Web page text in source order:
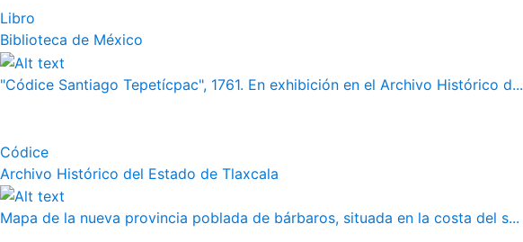
Libro
Biblioteca de México
"Códice Santiago Tepetícpac", 1761. En exhibición en el Archivo Histórico d...
Códice
Archivo Histórico del Estado de Tlaxcala
Mapa de la nueva provincia poblada de bárbaros, situada en la costa del s...